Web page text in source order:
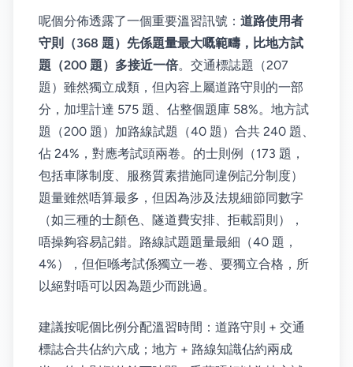
呢個分佈透露了一個重要溫習訊號： 道路使用者
守則（368 題）先係題量最大嘅範疇，比地方試
題（200 題）多接近一倍。交通標誌題（207
題）雖然獨立成類，但內容上屬道路守則的一部
分，加埋計達 575 題、佔整個題庫 58%。地方試
題（200 題）加路線試題（40 題）合共 240 題、
佔 24%，對應考試頭兩卷。的士則例（173 題，
包括車隊制度、服務質素措施同違例記分制度）
題量雖然唔算最多，但因為涉及法規細節同數字
（如三種的士顏色、隧道費安排、拒載罰則），
唔操夠容易記錯。路線試題題量最細（40 題，
4%），但佢喺考試係獨立一卷、要獨立合格，所
以絕對唔可以因為題少而跳過。
建議按呢個比例分配溫習時間：道路守則 + 交通
標誌合共佔約六成；地方 + 路線知識佔約兩成